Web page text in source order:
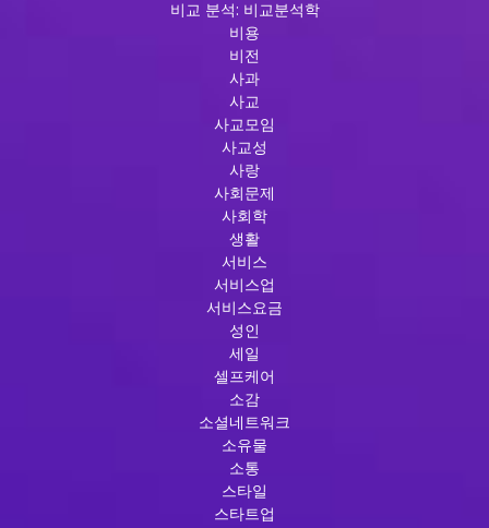
비교 분석: 비교분석학
비용
비전
사과
사교
사교모임
사교성
사랑
사회문제
사회학
생활
서비스
서비스업
서비스요금
성인
세일
셀프케어
소감
소셜네트워크
소유물
소통
스타일
스타트업